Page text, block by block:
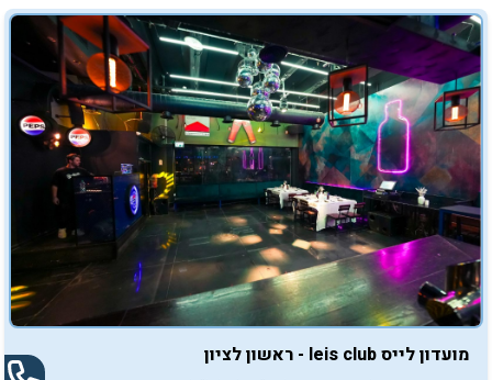
מועדון לייס leis club - ראשון לציון